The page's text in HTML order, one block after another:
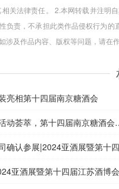
关法律责任。 2.本网转载并注
负责，不承担此类作品侵权行为
涉及作品内容、版权等问题，请在
亮相第十四届南京糖酒会
十四届南京糖酒会将于8月8日盛大开幕！
展|2024亚酒展暨第十四届江苏酒博会
亚酒展暨第十四届江苏酒博会